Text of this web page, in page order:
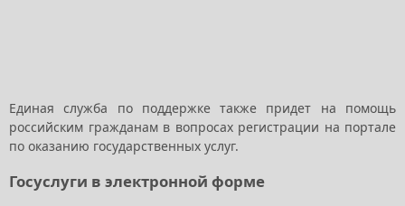
Единая служба по поддержке также придет на помощь
российским гражданам в вопросах регистрации на портале
по оказанию государственных услуг.
Госуслуги в электронной форме